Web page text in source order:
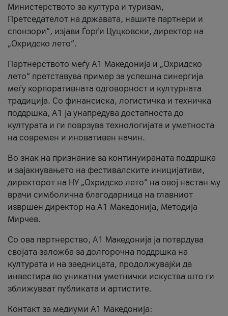
Министерството за култура и туризам,
Претседателот на државата, нашите партнери и
спонзори“, изјави Ѓорѓи Цуцковски, директор на
„Охридско лето“.
Партнерството меѓу A1 Македонија и „Охридско
лето“ претставува пример за успешна синергија
меѓу корпоративната одговорност и културната
традиција. Со финансиска, логистичка и техничка
поддршка, A1 ја унапредува достапноста до
културата и ги поврзува технологијата и уметноста
на современ и иновативен начин.
Во знак на признание за континуираната поддршка
и зајакнувањето на фестивалските иницијативи,
директорот на НУ „Охридско лето“ на овој настан му
врачи симболична благодарница на главниот
извршен директор на A1 Македонија, Методија
Мирчев.
Со ова партнерство, A1 Македонија ја потврдува
својата заложба за долгорочна поддршка на
културата и на заедницата, продолжувајќи да
инвестира во уникатни уметнички искуства што ги
зближуваат публиката и артистите.
Контакт за медиуми А1 Македонија: